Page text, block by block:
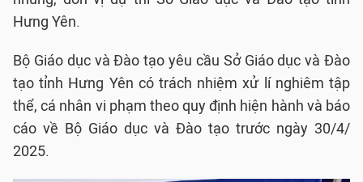
Hưng Yên.
Bộ Giáo dục và Đào tạo yêu cầu Sở Giáo dục và Đào
tạo tỉnh Hưng Yên có trách nhiệm xử lí nghiêm tập
thể, cá nhân vi phạm theo quy định hiện hành và báo
cáo về Bộ Giáo dục và Đào tạo trước ngày 30/4/
2025.